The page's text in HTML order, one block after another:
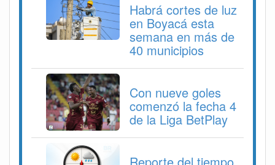
Habrá cortes de luz
en Boyacá esta
semana en más de
40 municipios
Con nueve goles
comenzó la fecha 4
de la Liga BetPlay